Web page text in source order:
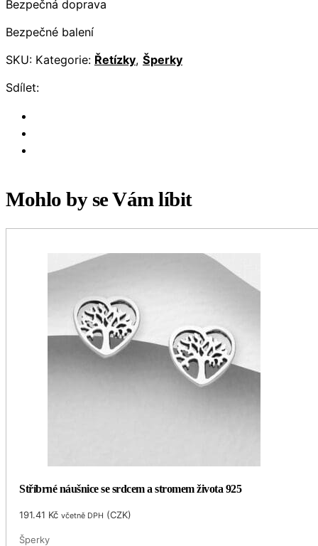
Bezpečná doprava
Bezpečné balení
SKU: Kategorie: Řetízky, Šperky
Sdílet:
Mohlo by se Vám líbit
Stříbrné náušnice se srdcem a stromem života 925
191.41 Kč včetně DPH (CZK)
Šperky